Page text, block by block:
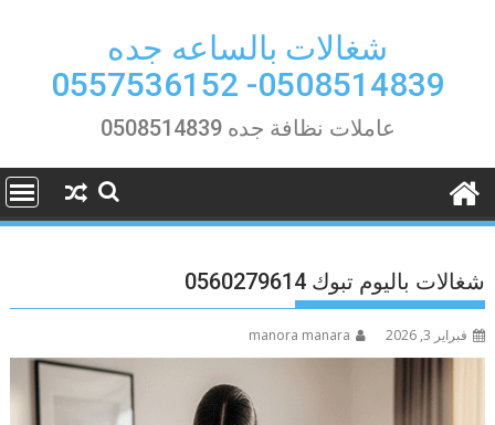
شغالات بالساعه جده
0508514839- 0557536152
عاملات نظافة جده 0508514839
شغالات باليوم تبوك 0560279614
فبراير 3, 2026 manora manara